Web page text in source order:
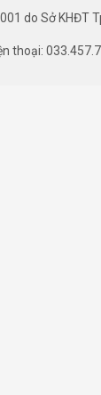
do Sở KHĐT
thoại: